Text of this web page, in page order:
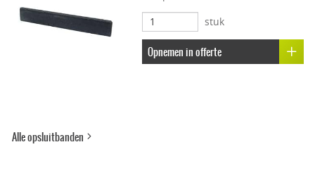
Onderhoudsvriendelijk
stuk
Opnemen in offerte
Alle opsluitbanden